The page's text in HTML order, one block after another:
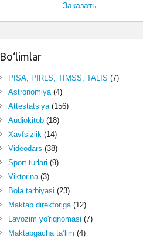
Заказать
Bo‘limlar
PISA, PIRLS, TIMSS, TALIS (7)
Astronomiya(4)
Attestatsiya(156)
Audiokitob(18)
Xavfsizlik(14)
Videodars (38)
Sport turlari (9)
Viktorina(3)
Bola tarbiyasi (23)
Maktab direktoriga(12)
Lavozim yo'riqnomasi (7)
Maktabgacha ta’lim (4)